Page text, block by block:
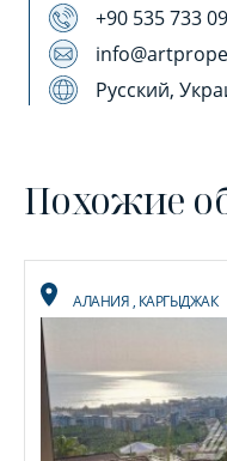
+90 535 733
Русский,
Похожие
АЛАНИЯ, КАРГЫДЖАК